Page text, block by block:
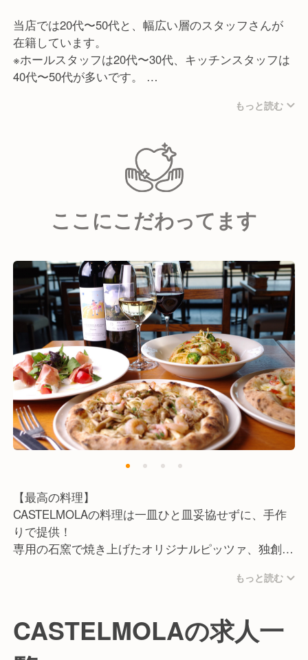
ます。
当店では20代〜50代と、幅広い層のスタッフさんが
在籍しています。
※ホールスタッフは20代〜30代、キッチンスタッフは
40代〜50代が多いです。
ですが、未経験でご入社された方も多数活躍中です！
職場の雰囲気は和やかで人間関係も良好！
様々な世代・経験層が混じっている環境の中でチーム
ワークを意識して、みんなコミュニケーションを心が
けながら仕事に取り組んでくれています。
《どんな人に来て欲しい？》
お客様だけでなく、仲間の気持ちになって寄り添う。
期待に応え、超え続けるために勇気を出して、やって
みる。
新しい知識を吸収し続け、柔軟に動く。
嘘をつかない。
現状に満足せず、品質に妥協しない。
商機は逃さず、答えを待たせない。
できない理由は考えず、絶対にあきらめない。
こうしたスピリッツを持っている方と、ぜひ一緒に働
もっと読む
ここにこだわってます
【最高の料理】
CASTELMOLAの料理は一皿ひと皿妥協せずに、手作
りで提供！
専用の石窯で焼き上げたオリジナルピッツァ、独創的
料理などボリューム感ある本格イタリアンが自慢で
食材に関してもしっかりこだわり、料理に使う魚や野
菜なども旬に合わせ仕入れています。
もっと読む
CASTELMOLAの求人一